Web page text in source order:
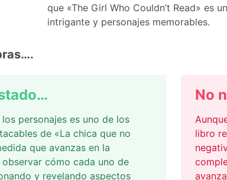
que «The Girl Who Couldn’t Read» es
intrigante y personajes memorables.
personajes es uno de los
de «La chica que no
que avanzas en la
cómo cada uno de
y revelando aspectos
No
libro